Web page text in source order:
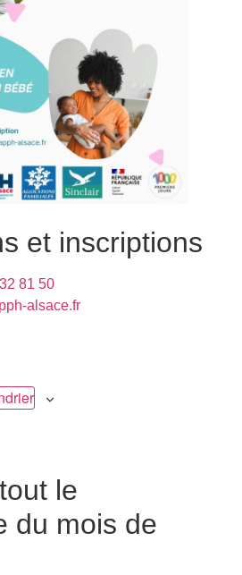
et inscriptions
81 50
alsace.fr
le
du mois de